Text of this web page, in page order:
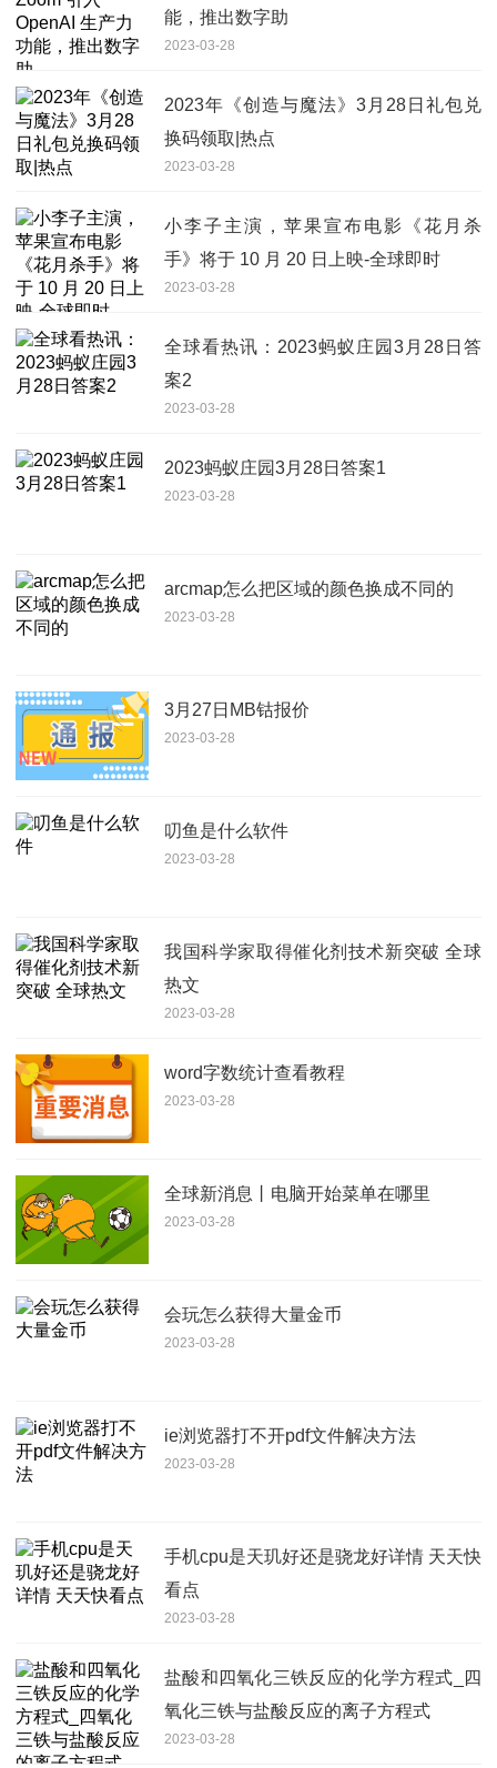
能，推出数字助
2023-03-28
2023年《创造与魔法》3月28日礼包兑
换码领取|热点
2023-03-28
小李子主演，苹果宣布电影《花月杀
手》将于 10 月 20 日上映-全球即时
2023-03-28
全球看热讯：2023蚂蚁庄园3月28日答
案2
2023-03-28
2023蚂蚁庄园3月28日答案1
2023-03-28
arcmap怎么把区域的颜色换成不同的
2023-03-28
3月27日MB钴报价
2023-03-28
叨鱼是什么软件
2023-03-28
我国科学家取得催化剂技术新突破 全球
热文
2023-03-28
word字数统计查看教程
2023-03-28
全球新消息丨电脑开始菜单在哪里
2023-03-28
会玩怎么获得大量金币
2023-03-28
ie浏览器打不开pdf文件解决方法
2023-03-28
手机cpu是天玑好还是骁龙好详情 天天快
看点
2023-03-28
盐酸和四氧化三铁反应的化学方程式_四
氧化三铁与盐酸反应的离子方程式
2023-03-28